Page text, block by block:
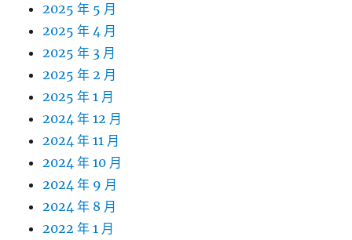
2025 年 5 月
2025 年 4 月
2025 年 3 月
2025 年 2 月
2025 年 1 月
2024 年 12 月
2024 年 11 月
2024 年 10 月
2024 年 9 月
2024 年 8 月
2022 年 1 月